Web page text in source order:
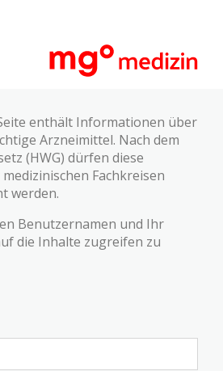
enthält Informationen über
Arzneimittel. Nach dem
(HWG) dürfen diese
Fachkreisen
werden.
Benutzernamen und Ihr
die Inhalte zugreifen zu